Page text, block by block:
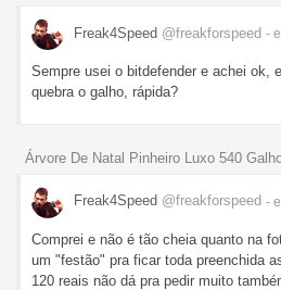
Freak4Speed @freakforspeed -
Sempre usei o bitdefender e achei ok,
quebra o galho, rápida?
Árvore De Natal Pinheiro Luxo 540
Freak4Speed @freakforspeed -
Comprei e não é tão cheia quanto na
um "festão" pra ficar toda preenchida
120 reais não dá pra pedir muito